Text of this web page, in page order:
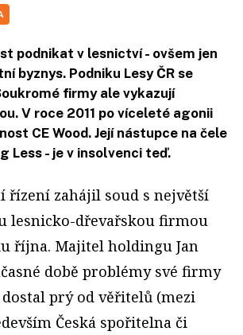
podnikat v lesnictví - ovšem jen
byznys. Podniku Lesy ČR se
firmy ale vykazují
V roce 2011 po víceleté agonii
CE Wood. Její nástupce na čele
Less - je v insolvenci teď.
řízení zahájil soud s největší
lesnicko-dřevařskou firmou
října. Majitel holdingu Jan
době problémy své firmy
prý od věřitelů (mezi
Česká spořitelna či